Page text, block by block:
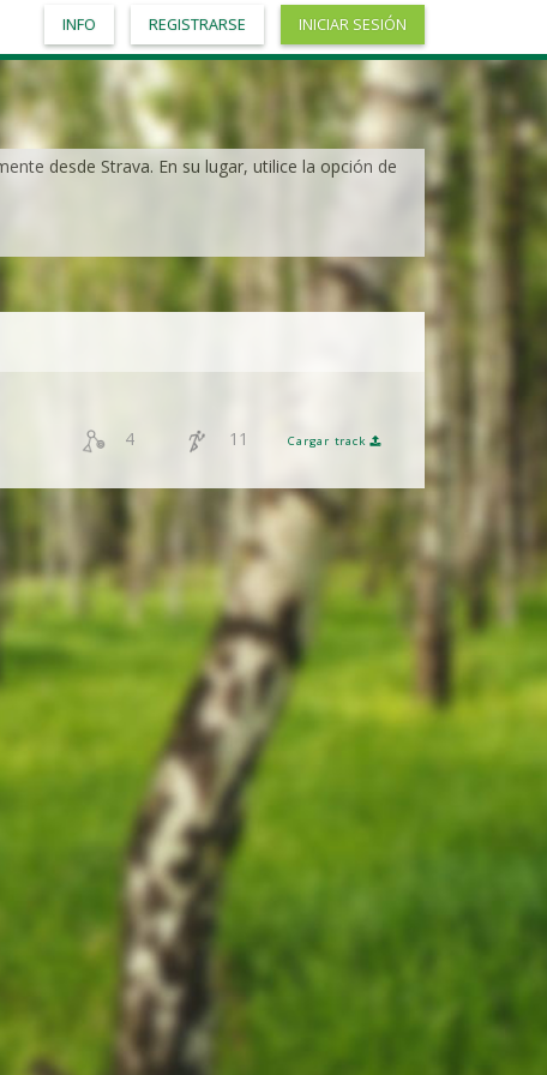
desde Strava. En su lugar, utilice la opción de
4 11 Cargar track
INFO REGISTRARSE INICIAR SESIÓN